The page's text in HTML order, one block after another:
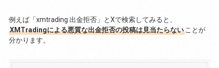
例えば「xmtrading 出金拒否」とXで検索してみると、
XMTradingによる悪質な出金拒否の投稿は見当たらないことが
分かります。